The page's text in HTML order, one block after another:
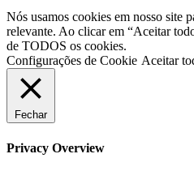
Nós usamos cookies em nosso site
relevante. Ao clicar em “Aceitar
de TODOS os cookies.
Configurações de Cookie Aceitar
Fechar
Privacy Overview